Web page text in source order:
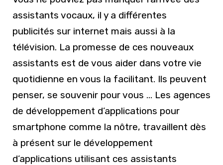
assistants vocaux, il y a différentes
publicités sur internet mais aussi à la
télévision. La promesse de ces nouveaux
assistants est de vous aider dans votre vie
quotidienne en vous la facilitant. Ils peuvent
penser, se souvenir pour vous … Les agences
de développement d’applications pour
smartphone comme la nôtre, travaillent dès
à présent sur le développement
d’applications utilisant ces assistants